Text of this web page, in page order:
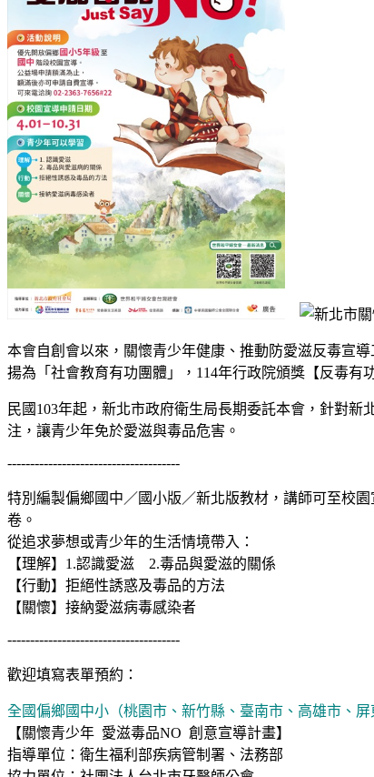
本會自創會以來，關懷青少年健康、推動防愛滋反毒宣
揚為「社會教育有功團體」，114年行政院頒獎【反毒有
民國103年起，新北市政府衛生局長期委託本會，針對
注，讓青少年免於愛滋與毒品危害。
--------------------------------------
特別編製偏鄉國中／國小版／新北版教材，講師可至校
卷。
從追求夢想或青少年的生活情境帶入：
【理解】1.認識愛滋 2.毒品與愛滋的關係
【行動】拒絕性誘惑及毒品的方法
【關懷】接納愛滋病毒感染者
--------------------------------------
歡迎填寫表單預約：
全國偏鄉國中小（桃園市、新竹縣、臺南市、高雄市、屏
【關懷青少年 愛滋毒品NO 創意宣導計畫】
指導單位：衛生福利部疾病管制署、法務部